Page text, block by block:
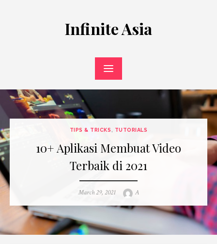
Infinite Asia
TIPS & TRICKS , TUTORIALS
10+ Aplikasi Membuat Video
Terbaik di 2021
Posted
March 29, 2021 Author
A